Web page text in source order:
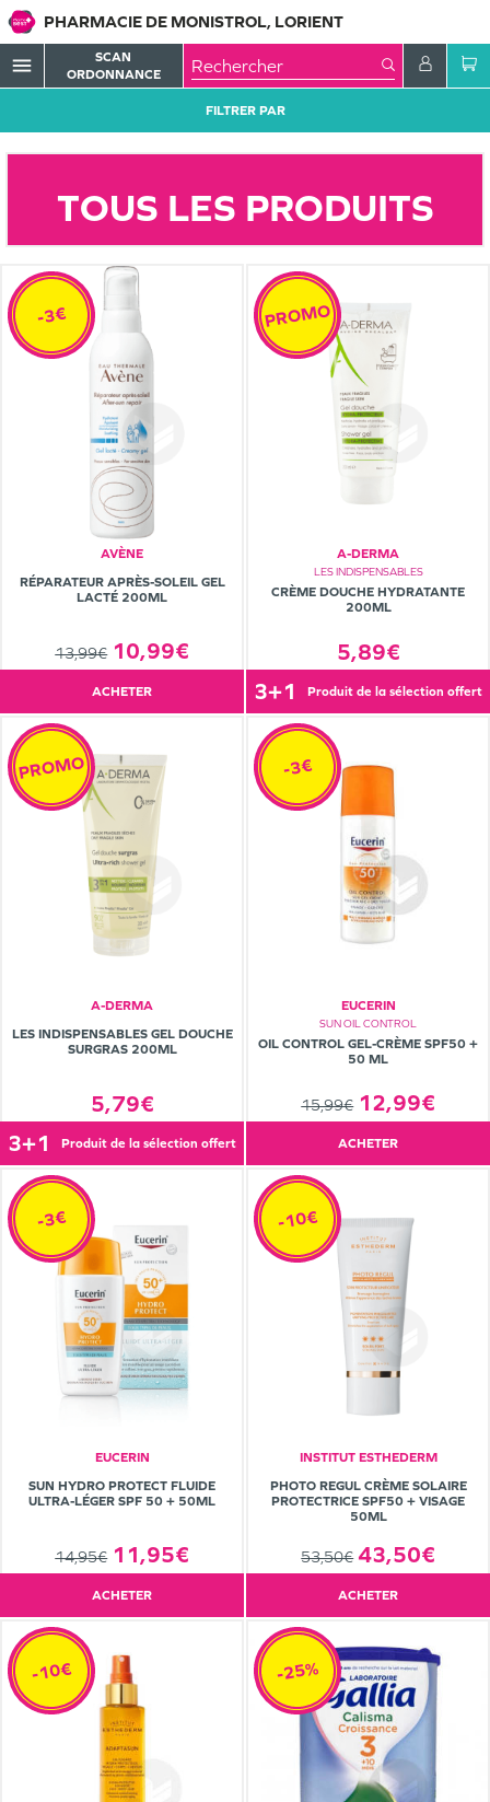
PHARMACIE DE MONISTROL, LORIENT
menu
SCAN
ORDONNANCE
FILTRER PAR
TOUS LES PRODUITS
AVÈNE
RÉPARATEUR APRÈS-SOLEIL GEL
LACTÉ 200ML
13,99€ 10,99€
-3€
ACHETER
A-DERMA
LES INDISPENSABLES
CRÈME DOUCHE HYDRATANTE
200ML
5,89€
PROMO
3+1 produit de la sélection offert
A-DERMA
LES INDISPENSABLES GEL DOUCHE
SURGRAS 200ML
5,79€
PROMO
3+1 produit de la sélection offert
EUCERIN
SUN OIL CONTROL
OIL CONTROL GEL-CRÈME SPF50 +
50 ML
15,99€ 12,99€
-3€
ACHETER
EUCERIN
SUN HYDRO PROTECT FLUIDE
ULTRA-LÉGER SPF 50 + 50ML
14,95€ 11,95€
-3€
ACHETER
INSTITUT ESTHEDERM
PHOTO REGUL CRÈME SOLAIRE
PROTECTRICE SPF50 + VISAGE
50ML
53,50€ 43,50€
-10€
ACHETER
-10€ -25%